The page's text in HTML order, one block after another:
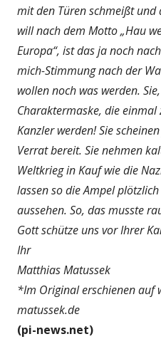
mit den Türen schmeißt
will nach dem Motto „Hau
Europa“, ist das ja noch
mich-Stimmung nach der
wollen noch was werden.
Charaktermaske, die
Kanzler werden!Sie
Verrat bereit. Sie nehmen
Weltkrieg in Kauf wie die
lassen so die Ampel
aussehen. So, das musste
Gott schütze uns vor Ihrer
Ihr
Matthias Matussek
*Im Original erschienen auf
matussek.de
(pi-news.net)